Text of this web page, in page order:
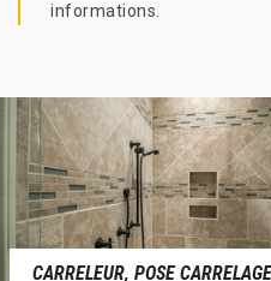
informations.
CARRELEUR, POSE CARRELAGE